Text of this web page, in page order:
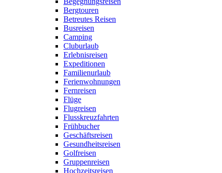
Bergtouren
Betreutes Reisen
Busreisen
Camping
Cluburlaub
Erlebnisreisen
Expeditionen
Familienurlaub
Ferienwohnungen
Fernreisen
Flüge
Flugreisen
Flusskreuzfahrten
Frühbucher
Geschäftsreisen
Gesundheitsreisen
Golfreisen
Gruppenreisen
Hochzeitsreisen